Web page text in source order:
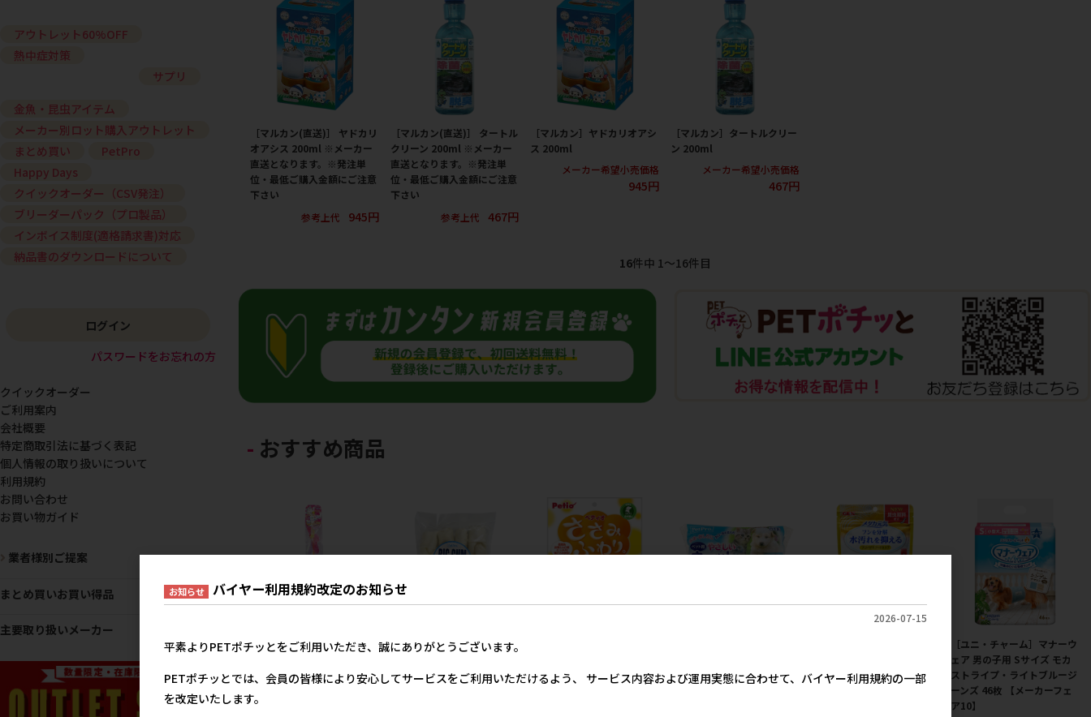
［マルカン(直送)］ ヤドカリ
オアシス 200ml ※メーカー
直送となります。※発注単
位・最低ご購入金額にご注意
下さい
参考上代
945円
［マルカン(直送)］ タートル
クリーン 200ml ※メーカー
直送となります。※発注単
位・最低ご購入金額にご注意
下さい
参考上代
467円
［マルカン］ヤドカリオアシ
ス 200ml
メーカー希望小売価格
945円
［マルカン］タートルクリー
ン 200ml
メーカー希望小売価格
467円
16件中 1〜16件目
おすすめ商品
［ペッツルート］カシャカシ
メーカー希望小売価格
［ペットプロジャパン(直
ティック型 4本 ※メーカー直
参考上代
367円
ッシュ80枚入×3P（240枚
ロバイオフードクリア 130g
［ユニ・チャーム］マナーウ
ェア 男の子用 Sサイズ モカ
ストライプ・ライトブルージ
ーンズ 46枚 【メーカーフェ
ア10】
アウトレット60%OFF
熱中症対策
サプリ
金魚・昆虫アイテム
メーカー別ロット購入アウトレット
まとめ買い
PetPro
Happy Days
クイックオーダー（CSV発注）
ブリーダーパック（プロ製品）
インボイス制度(適格請求書)対応
納品書のダウンロードについて
ログイン
パスワードをお忘れの方
クイックオーダー
ご利用案内
会社概要
特定商取引法に基づく表記
個人情報の取り扱いについて
利用規約
お問い合わせ
お買い物ガイド
業者様別ご提案
まとめ買いお買い得品
主要取り扱いメーカー
お知らせ バイヤー利用規約改定のお知らせ
2026-07-15
平素よりPETポチッとをご利用いただき、誠にありがとうございます。
PETポチッとでは、会員の皆様により安心してサービスをご利用いただけるよう、 サービス内容および運用実態に合わせて、バイヤー利用規約の一部
を改定いたします。